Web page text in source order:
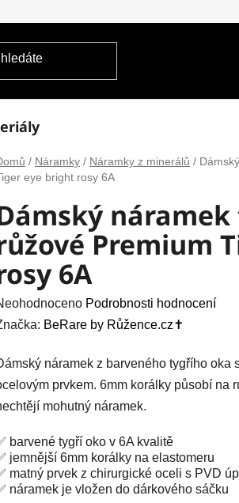
Výměna,
/ Náramky / Náramky z minerálů /
eye bright rosy 6A
Premium
6A
hvězdiček.
Podrobnosti hodnocení
BeRare by Růžence.cz✝️
náramek z barveného tygřího oka
prvkem. 6mm korálky působí na
mohutný náramek.
barvené tygří oko v 6A kvalitě
jemnější 6mm korálky na elastomeru
matný prvek z chirurgické oceli s PVD
náramek je vložen do dárkového sáčku